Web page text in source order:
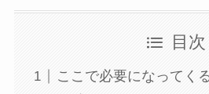
目次
ここで必要になってく